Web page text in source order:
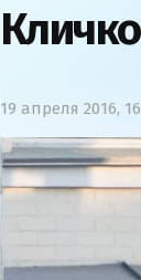
19 апреля 2016,